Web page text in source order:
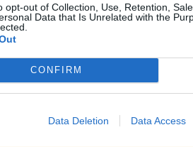
opt-out of Collection, Use, Retention,
Data that Is Unrelated with the
CONFIRM
Data Deletion Data Access
Εύκολες συνταγές για να
εντυπωσιάσετε τους
Διαφορετικές γεύσεις